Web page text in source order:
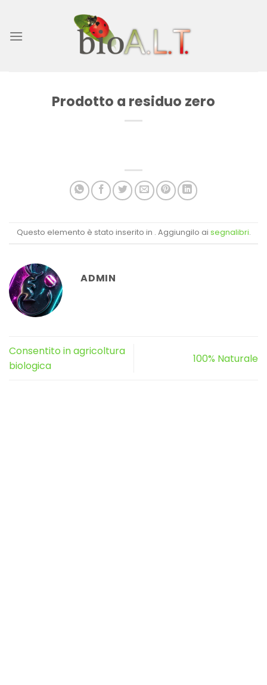
contenuti
Prodotto a residuo zero
Questo elemento è stato inserito in . Aggiungilo ai segnalibri.
ADMIN
Consentito in agricoltura
biologica
100% Naturale